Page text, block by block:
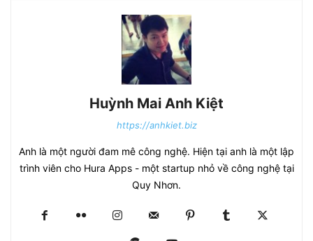
Huỳnh Mai Anh Kiệt
https://anhkiet.biz
Anh là một người đam mê công nghệ. Hiện tại anh là một lập
trình viên cho Hura Apps - một startup nhỏ về công nghệ tại
Quy Nhơn.